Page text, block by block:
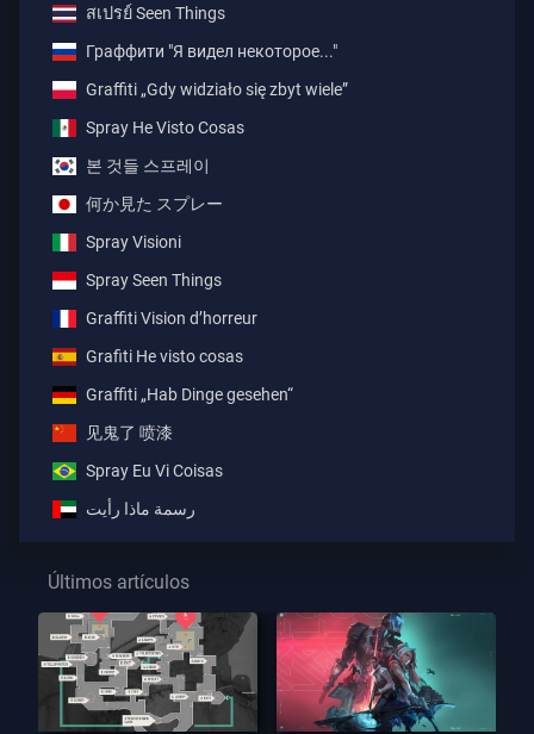
สเปรย์ Seen Things
Граффити "Я видел некоторое..."
Graffiti „Gdy widziało się zbyt wiele”
Spray He Visto Cosas
본 것들 스프레이
何か見た スプレー
Spray Visioni
Spray Seen Things
Graffiti Vision d’horreur
Grafiti He visto cosas
Graffiti „Hab Dinge gesehen“
见鬼了 喷漆
Spray Eu Vi Coisas
رسمة ماذا رأيت
Últimos artículos